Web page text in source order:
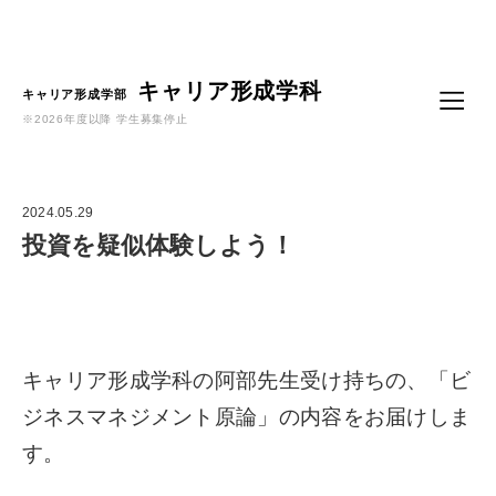
キャリア形成学部 キャリア形成学科
※2026年度以降 学生募集停止
2024.05.29
投資を疑似体験しよう！
キャリア形成学科の阿部先生受け持ちの、「ビ
ジネスマネジメント原論」の内容をお届けしま
す。